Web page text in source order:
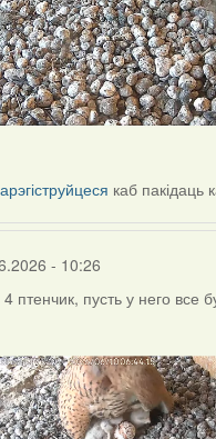
каб пакідаць
- 10:26
птенчик, пусть у него все